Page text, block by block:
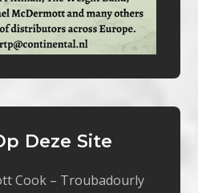
Deze Site
Cook – Troubadourly